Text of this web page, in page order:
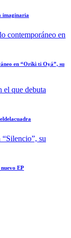
imaginaria
en “Oríkì ti Oyá”, su
EP